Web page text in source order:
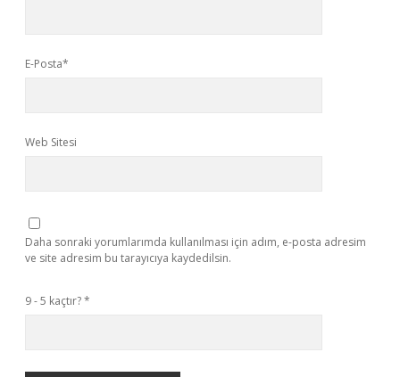
E-Posta*
Web Sitesi
Daha sonraki yorumlarımda kullanılması için adım, e-posta adresim
ve site adresim bu tarayıcıya kaydedilsin.
9 - 5 kaçtır?*